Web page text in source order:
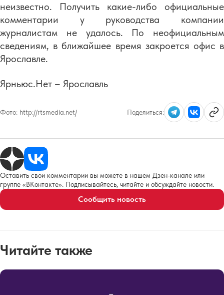
неизвестно. Получить какие-либо официальные
комментарии у руководства компании
журналистам не удалось. По неофициальным
сведениям, в ближайшее время закроется офис в
Ярославле.
Ярньюс.Нет – Ярославль
Фото: http://rtsmedia.net/ Поделиться:
Оставить свои комментарии вы можете в нашем Дзен-канале или
группе «ВКонтакте». Подписывайтесь, читайте и обсуждайте новости.
Сообщить новость
Читайте также